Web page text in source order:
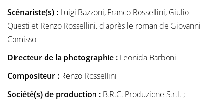
Scénariste(s) : Luigi Bazzoni, Franco Rossellini, Giulio
Questi et Renzo Rossellini, d'après le roman de Giovanni
Comisso
Directeur de la photographie : Leonida Barboni
Compositeur : Renzo Rossellini
Société(s) de production : B.R.C. Produzione S.r.l. ;